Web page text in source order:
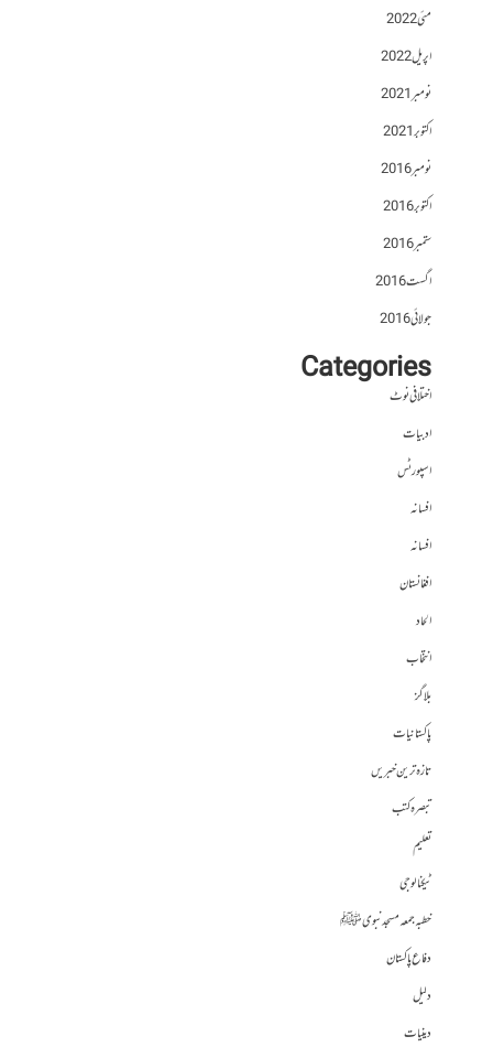
مئی 2022
اپریل 2022
نومبر 2021
اکتوبر 2021
نومبر 2016
اکتوبر 2016
ستمبر 2016
اگست 2016
جولائی 2016
Categories
اختلافی نوٹ
ادبیات
اسپورٹس
افسانہ
افسانہ
افغانستان
الحاد
انتخاب
بلاگز
پاکستانیات
تازہ ترین خبریں
تبصرہ کتب
تعلیم
ٹیکنالوجی
خطبہ جمعہ مسجد نبوی ﷺ
دفاع پاکستان
دلیل
دینیات